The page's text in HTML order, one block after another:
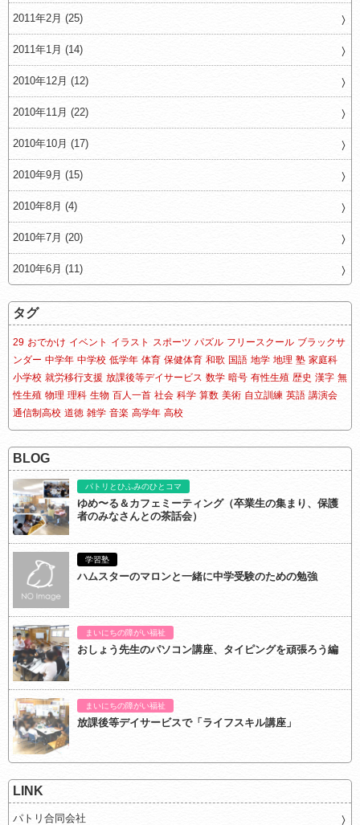
2011年2月 (25)
2011年1月 (14)
2010年12月 (12)
2010年11月 (22)
2010年10月 (17)
2010年9月 (15)
2010年8月 (4)
2010年7月 (20)
2010年6月 (11)
タグ
29 おでかけ イベント イラスト スポーツ パズル フリースクール ブラックサ
ンダー 中学年 中学校 低学年 体育 保健体育 和歌 国語 地学 地理 塾 家庭科
小学校 就労移行支援 放課後等デイサービス 数学 暗号 有性生殖 歴史 漢字 無
性生殖 物理 理科 生物 百人一首 社会 科学 算数 美術 自立訓練 英語 講演会
通信制高校 道徳 雑学 音楽 高学年 高校
BLOG
パトリとひふみのひとコマ
ゆめ〜る＆カフェミーティング（卒業生の集まり、保護
者のみなさんとの茶話会）
学習塾
ハムスターのマロンと一緒に中学受験のための勉強
まいにちの障がい福祉
おしょう先生のパソコン講座、タイピングを頑張ろう編
まいにちの障がい福祉
放課後等デイサービスで「ライフスキル講座」
LINK
パトリ合同会社